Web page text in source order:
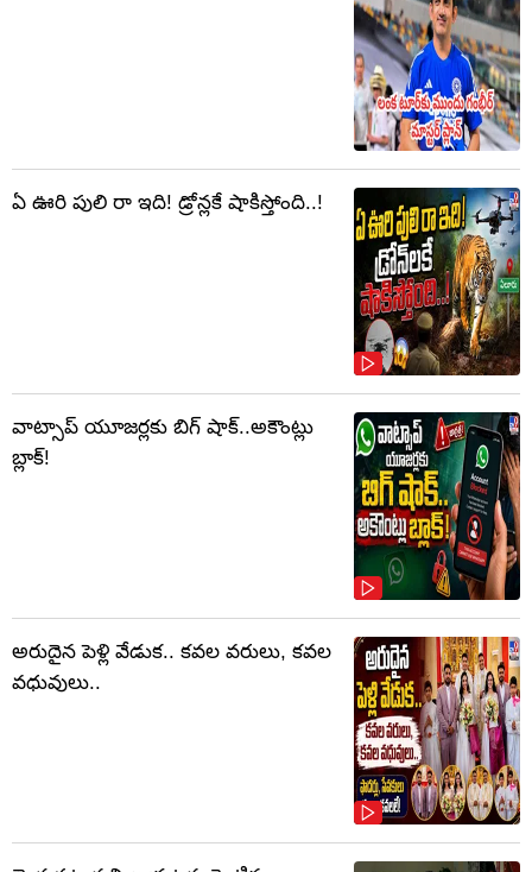
ఏ ఊరి పులి రా ఇది! డ్రోన్లకే షాకిస్తోంది..!
వాట్సాప్‌ యూజర్లకు బిగ్ షాక్..అకౌంట్లు
బ్లాక్!
అరుదైన పెళ్లి వేడుక.. కవల వరులు, కవల
వధువులు..